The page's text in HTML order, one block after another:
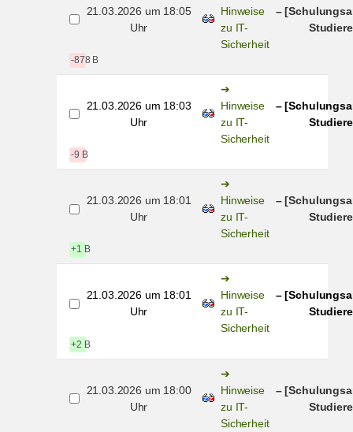
21.03.2026 um 18:05
Uhr
Hinweise
zu IT-
Sicherheit
–
-878 B
21.03.2026 um 18:03
Uhr
Hinweise
zu IT-
Sicherheit
–
-9 B
21.03.2026 um 18:01
Uhr
Hinweise
zu IT-
Sicherheit
–
+1 B
21.03.2026 um 18:01
Uhr
Hinweise
zu IT-
Sicherheit
–
+2 B
21.03.2026 um 18:00
Uhr
Hinweise
zu IT-
Sicherheit
–